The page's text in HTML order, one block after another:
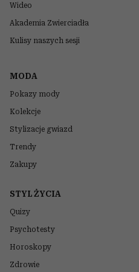
Wideo
Akademia Zwierciadła
Kulisy naszych sesji
MODA
Pokazy mody
Kolekcje
Stylizacje gwiazd
Trendy
Zakupy
STYL ŻYCIA
Quizy
Psychotesty
Horoskopy
Zdrowie